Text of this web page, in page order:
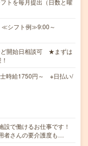
トを毎月提出（日数と曜
≪シフト例≫9:00～
ど開始日相談可 ★まずは
時給1750円～ ※日払い/
設で働けるお仕事です！
者さんの要介護度も…